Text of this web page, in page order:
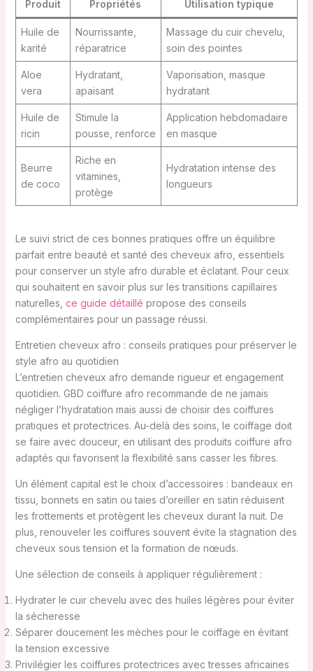
Produit Propriétés Utilisation typique
Huile de
karité
Nourrissante,
réparatrice
Massage du cuir chevelu,
soin des pointes
Aloe
vera
Hydratant,
apaisant
Vaporisation, masque
hydratant
Huile de
ricin
Stimule la
pousse, renforce
Application hebdomadaire
en masque
Beurre
de coco
Riche en
vitamines,
protège
Hydratation intense des
longueurs
Le suivi strict de ces bonnes pratiques offre un équilibre
parfait entre beauté et santé des cheveux afro, essentiels
pour conserver un style afro durable et éclatant. Pour ceux
qui souhaitent en savoir plus sur les transitions capillaires
naturelles, ce guide détaillé propose des conseils
complémentaires pour un passage réussi.
Entretien cheveux afro : conseils pratiques pour préserver le
style afro au quotidien
L’entretien cheveux afro demande rigueur et engagement
quotidien. GBD coiffure afro recommande de ne jamais
négliger l’hydratation mais aussi de choisir des coiffures
pratiques et protectrices. Au-delà des soins, le coiffage doit
se faire avec douceur, en utilisant des produits coiffure afro
adaptés qui favorisent la flexibilité sans casser les fibres.
Un élément capital est le choix d’accessoires : bandeaux en
tissu, bonnets en satin ou taies d’oreiller en satin réduisent
les frottements et protègent les cheveux durant la nuit. De
plus, renouveler les coiffures souvent évite la stagnation des
cheveux sous tension et la formation de nœuds.
Une sélection de conseils à appliquer régulièrement :
Hydrater le cuir chevelu avec des huiles légères pour éviter
la sécheresse
Séparer doucement les mèches pour le coiffage en évitant
la tension excessive
Privilégier les coiffures protectrices avec tresses africaines